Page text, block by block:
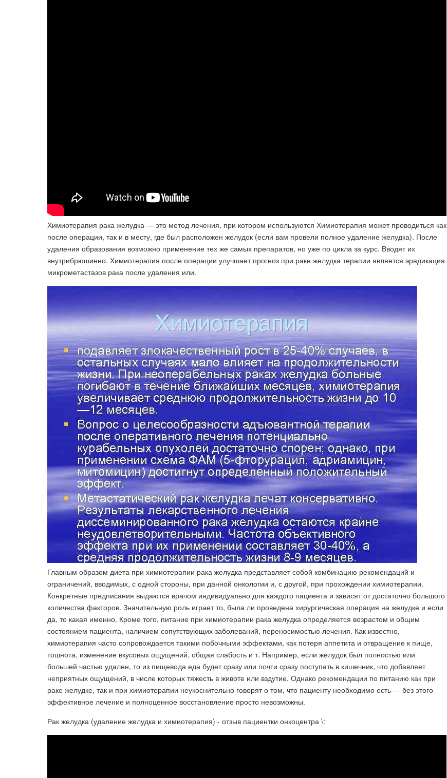
Химиотерапия рака желудка — это метод лечения, при котором используются Химиотерапия может проводиться как
после операции, так и в месту, где был расположен желудок (если вам провели полное удаление желудка). После
удаления образования возможно применение тех же самых препаратов, но уже по цикла за курс. Вводят их
внутрибрюшинно. Химиотерапия после операции улучшает прогноз при раке желудка терапии является эрадикация
микрометастазов рака после удаления или.
Главным образом диета при химиотерапии рака желудка представляет собой комбинацию рекомендаций и
ограничений, вводимых, с одной стороны, при данной онкологии и, с другой, при прохождении химиотерапии.
Конкретные предписания выдаются врачом индивидуально для каждого пациента и зависят от достаточно большого
количества факторов. Значительную роль играет то, была ли проведена хирургическая операция на желудке и если
да, то какая именно. Кроме того, питание при химиотерапии рака желудка определяется возрастом и общим
состоянием пациента, наличием сопутствующих заболеваний, переносимостью лечения. Как известно,
химиотерапия часто сопровождается такими побочными эффектами, как потеря аппетита и отвращение к пище,
тошнота, изменение вкусовых ощущений, общая слабость и т. Например, если желудок был полностью или
большей частью удален, то из пищевода еда будет сразу или почти сразу поступать в кишечник, что добавляет
неприятных ощущений, в числе которых тяжесть в животе или вздутие. Однако рекомендации по питанию как при
раке желудке, так и при химиотерапии неукоснительно говорят о том, что пациенту необходимо есть — без этого
эффективное лечение и полноценное восстановление просто невозможны.
Рак желудка (удаление желудка и химиотерапия) - отзыв пациентки онкоцентра \: